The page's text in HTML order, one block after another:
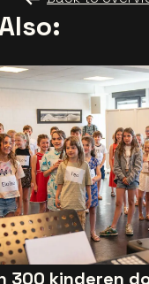
300 kinderen